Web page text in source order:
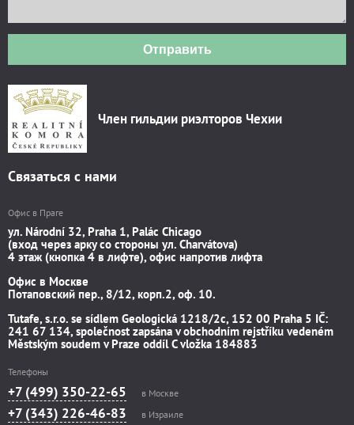
Отправить
Член гильдии риэлторов Чехии
Связаться с нами
Офис в Праге
ул. Národní 32, Praha 1, Palác Chicago
(вход через арку со стороны ул. Charvátova)
4 этаж (кнопка 4 в лифте), офис напротив лифта
Офис в Москве
Потаповский пер., 8/12, корп.2, оф. 10.
Tutafe, s.r.o. se sídlem Geologická 1218/2c, 152 00 Praha 5 IČ:
241 67 134, společnost zapsána v obchodním rejstříku vedeném
Městským soudem v Praze oddíl C vložka 184883
Телефоны
+7 (499) 350-22-65 в Москве
+7 (343) 226-46-83 в Израиле